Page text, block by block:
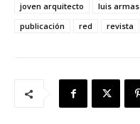
joven arquitecto
luis armas
publicación
red revista